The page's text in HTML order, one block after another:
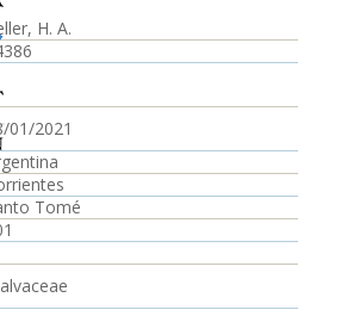
H. A.
01/2021
Tomé